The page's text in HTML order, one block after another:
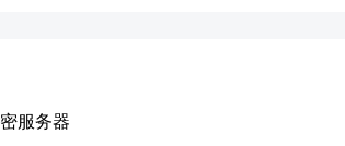
服务器